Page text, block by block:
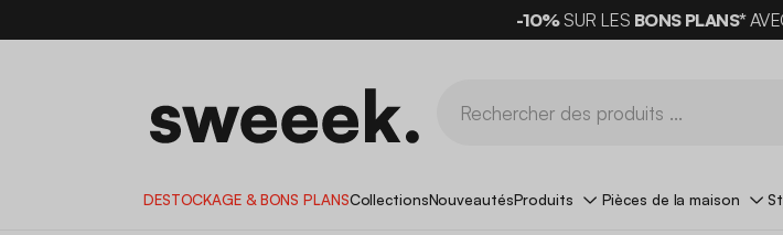
-10%SUR LES BONS PLANS*
DESTOCKAGE & BONS PLANSCollectionsNouveautésProduits Pièces de la maison